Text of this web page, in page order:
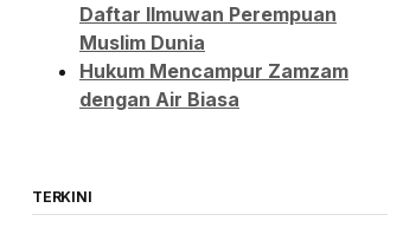
Daftar Ilmuwan Perempuan
Muslim Dunia
Hukum Mencampur Zamzam
dengan Air Biasa
TERKINI